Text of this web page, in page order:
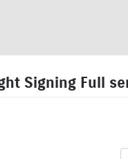
Signing Full